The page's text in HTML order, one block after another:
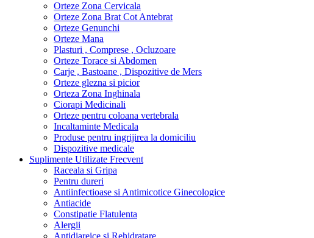
Orteze Zona Cervicala
Orteze Zona Brat Cot Antebrat
Orteze Genunchi
Orteze Mana
Plasturi , Comprese , Ocluzoare
Orteze Torace si Abdomen
Carje , Bastoane , Dispozitive de Mers
Orteze glezna si picior
Orteza Zona Inghinala
Ciorapi Medicinali
Orteze pentru coloana vertebrala
Incaltaminte Medicala
Produse pentru ingrijirea la domiciliu
Dispozitive medicale
Suplimente Utilizate Frecvent
Raceala si Gripa
Pentru dureri
Antiinfectioase si Antimicotice Ginecologice
Antiacide
Constipatie Flatulenta
Alergii
Antidiareice si Rehidratare